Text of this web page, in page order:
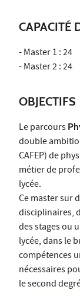
CAPACITÉ
- Master 1 : 24
- Master 2 : 24
OBJECTIFS
Le parcours
double
CAFEP) de
métier de
lycée.
Ce master sur
disciplinaires,
des stages ou
lycée, dans le
compétences
nécessaires
le second